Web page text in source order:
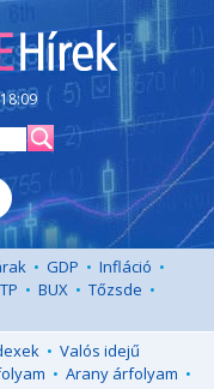
• GDP • Infláció •
• BUX • Tőzsde •
• Valós idejű
• Arany árfolyam •